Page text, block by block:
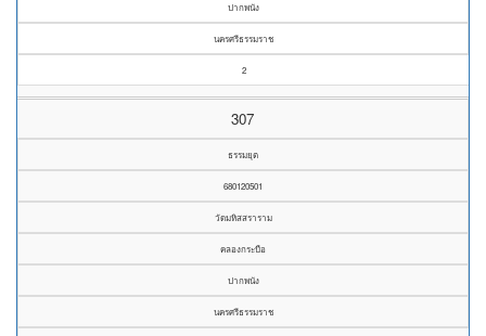
ปากพนัง
นครศรีธรรมราช
2
307
ธรรมยุต
680120501
วัดมหิสสราราม
คลองกระบือ
ปากพนัง
นครศรีธรรมราช